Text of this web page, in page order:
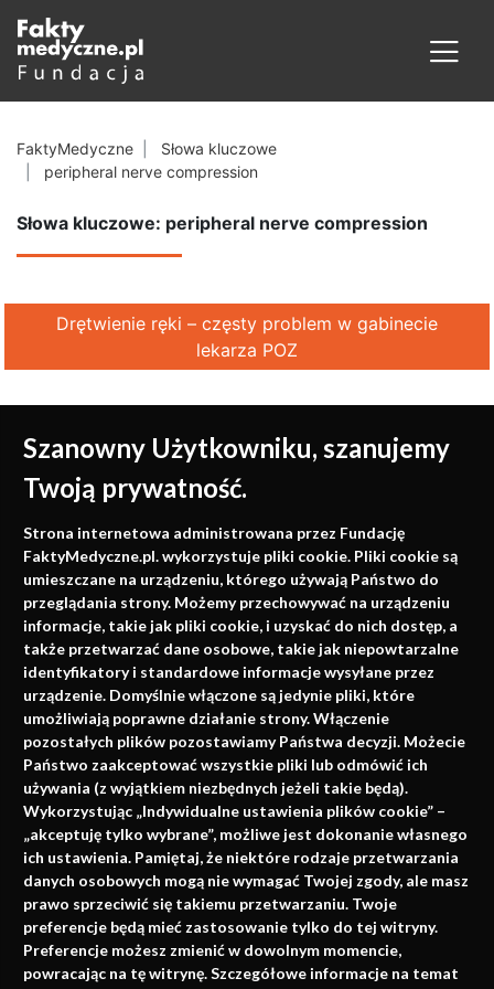
Szanowny Użytkowniku, szanujemy
Twoją prywatność.
Strona internetowa administrowana przez Fundację
FaktyMedyczne.pl. wykorzystuje pliki cookie. Pliki cookie są
umieszczane na urządzeniu, którego używają Państwo do
przeglądania strony. Możemy przechowywać na urządzeniu
informacje, takie jak pliki cookie, i uzyskać do nich dostęp, a
także przetwarzać dane osobowe, takie jak niepowtarzalne
identyfikatory i standardowe informacje wysyłane przez
urządzenie. Domyślnie włączone są jedynie pliki, które
umożliwiają poprawne działanie strony. Włączenie
pozostałych plików pozostawiamy Państwa decyzji. Możecie
Państwo zaakceptować wszystkie pliki lub odmówić ich
używania (z wyjątkiem niezbędnych jeżeli takie będą).
Wykorzystując „Indywidualne ustawienia plików cookie” –
„akceptuję tylko wybrane”, możliwe jest dokonanie własnego
ich ustawienia. Pamiętaj, że niektóre rodzaje przetwarzania
danych osobowych mogą nie wymagać Twojej zgody, ale masz
prawo sprzeciwić się takiemu przetwarzaniu. Twoje
preferencje będą mieć zastosowanie tylko do tej witryny.
Preferencje możesz zmienić w dowolnym momencie,
powracając na tę witrynę. Szczegółowe informacje na temat
FaktyMedyczne
Słowa kluczowe
peripheral nerve compression
Słowa kluczowe: peripheral nerve compression
Drętwienie ręki – częsty problem w gabinecie
lekarza POZ
Medycyna oparta na
faktach
Konferencje, szkolenia, e-learning, wydawnictwo
Napisz do nas
info@faktymedyczne.pl
ul. Towarowa 2
43-460 Wisła